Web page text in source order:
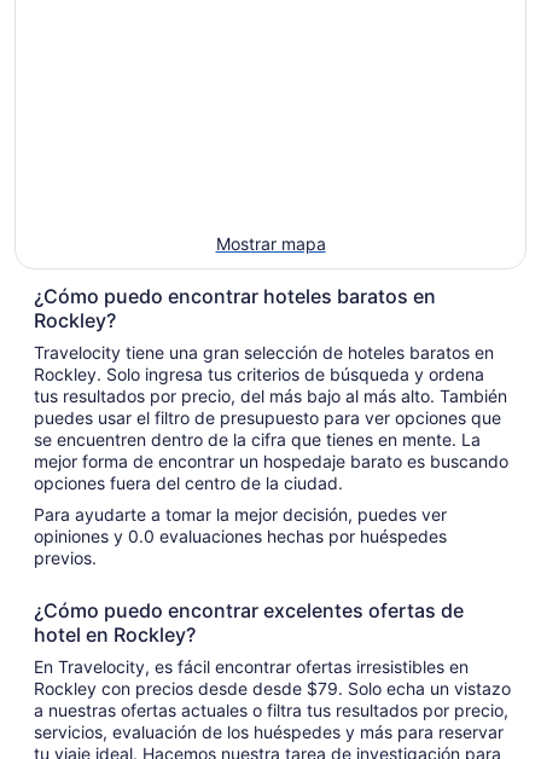
Mostrar mapa
¿Cómo puedo encontrar hoteles baratos en
Rockley?
Travelocity tiene una gran selección de hoteles baratos en
Rockley. Solo ingresa tus criterios de búsqueda y ordena
tus resultados por precio, del más bajo al más alto. También
puedes usar el filtro de presupuesto para ver opciones que
se encuentren dentro de la cifra que tienes en mente. La
mejor forma de encontrar un hospedaje barato es buscando
opciones fuera del centro de la ciudad.
Para ayudarte a tomar la mejor decisión, puedes ver
opiniones y 0.0 evaluaciones hechas por huéspedes
previos.
¿Cómo puedo encontrar excelentes ofertas de
hotel en Rockley?
En Travelocity, es fácil encontrar ofertas irresistibles en
Rockley con precios desde desde $79. Solo echa un vistazo
a nuestras ofertas actuales o filtra tus resultados por precio,
servicios, evaluación de los huéspedes y más para reservar
tu viaje ideal. Hacemos nuestra tarea de investigación para